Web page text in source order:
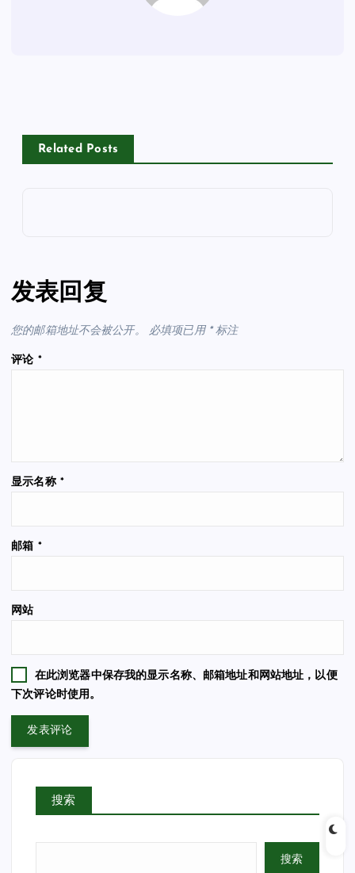
Related Posts
发表回复
您的邮箱地址不会被公开。 必填项已用 *标注
评论 *
显示名称 *
邮箱 *
网站
在此浏览器中保存我的显示名称、邮箱地址和网站地址，以便
下次评论时使用。
搜索
搜索